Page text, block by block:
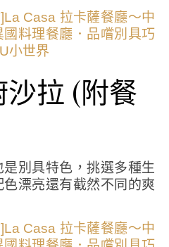
拉 (附餐
別具特色，挑選多種生
漂亮還有截然不同的爽